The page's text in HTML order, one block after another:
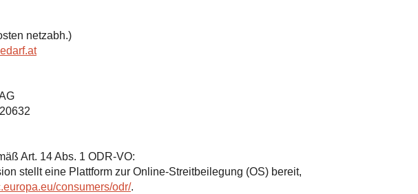
netzabh.)
Art. 14 Abs. 1 ODR-VO:
stellt eine Plattform zur Online-Streitbeilegung (OS) bereit,
consumers/odr/.